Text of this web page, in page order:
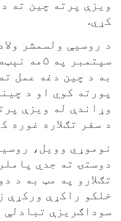
ویزې پرته چین ته
کړي.
د روسیې ولسمشر
سپتمبر
به د چین دغه عمل
پورته کوي او د
وړاندې له ویزې
د سفر تګلاره غوره
نوموړي وویل،
دوستۍ ته جدي
تګلارو په مټ به د
خلکو راکړې ورکړې
سوداګریزې تبادلې